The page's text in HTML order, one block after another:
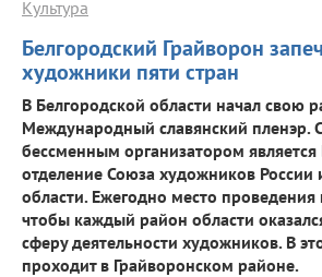
Белгородский Грайворон
художники пяти стран
Культура
В Белгородской области начал свою
Международный славянский пленэр.
бессменным организатором является
отделение Союза художников России
области. Ежегодно место проведения
чтобы каждый район области
сферу деятельности художников. В
проходит в Грайворонском районе.